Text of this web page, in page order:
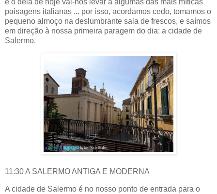
paisagens italianas ... por isso, acordamos cedo, tomamos o
pequeno almoço na deslumbrante sala de frescos, e saímos
em direção à nossa primeira paragem do dia: a cidade de
Salermo.
11:30 A SALERMO ANTIGA E MODERNA
A cidade de Salermo é no nosso ponto de entrada para o